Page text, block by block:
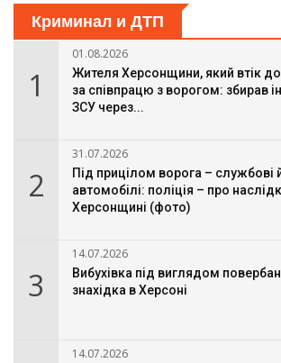
Криминал и ДТП
1
01.08.2026
Жителя Херсонщини, який втік
за співпрацю з ворогом: збирав
ЗСУ через...
2
31.07.2026
Під прицілом ворога – службові
автомобілі: поліція – про
Херсонщині (фото)
3
14.07.2026
Вибухівка під виглядом
знахідка в Херсоні
14.07.2026